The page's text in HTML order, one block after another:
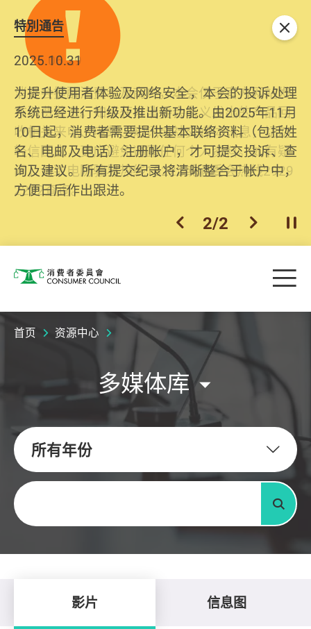
特別通告
2026.06.29
消委会提醒消费者及商户，本会仅于官方网站发
布消费警示。如接获以消委会名义发出的产品回
收相关来电、电邮、短讯或社交媒体讯息，切勿
轻信回应，更应避免透露任何个人资料。如有疑
问，请致电防骗易热线18222或消委会热线2929
2222查询。
2025.10.31
为提升使用者体验及网络安全，本会的投诉处理
系统已经进行升级及推出新功能。由2025年11月
10日起，消费者需要提供基本联络资料（包括姓
名、电邮及电话）注册帐户，才可提交投诉、查
询及建议。所有提交纪录将清晰整合于帐户中，
方便日后作出跟进。
上一个
2/2 下一个开
关闭
消费者委员会 目
首页 资源中心
多媒体库
所有年份
关键字
搜寻
影片 信息图